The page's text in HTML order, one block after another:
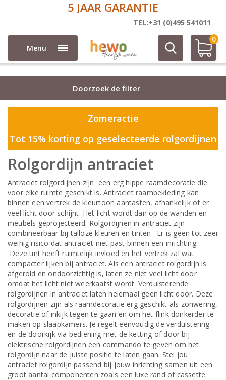
5 JAAR GARANTIE
TEL:+31 (0)495 541011
Menu
0
Rolgordijnen
Doorzoek de filter
Zomeractie
Tot 15% korting op geselecteerde rolgordijnen
Rolgordijn antraciet
Antraciet rolgordijnen zijn een erg hippe raamdecoratie die
voor elke ruimte geschikt is. Antraciet raambekleding kan
binnen een vertrek de kleurtoon aantasten, afhankelijk of er
veel licht door schijnt. Het licht wordt dan op de wanden en
meubels geprojecteerd. Rolgordijnen in antraciet zijn
combineerbaar bij talloze kleuren en tinten. Er is geen tot zeer
weinig risico dat antraciet niet past binnen een inrichting.
Deze tint heeft ruimtelijk invloed en het vertrek zal wat
compacter lijken bij antraciet. Als een antraciet rolgordijn is
afgerold en ondoorzichtig is, laten ze niet veel licht door
omdat het licht niet weerkaatst wordt. Verduisterende
rolgordijnen in antraciet laten helemaal geen licht door. Deze
rolgordijnen zijn als raamdecoratie erg geschikt als zonwering,
decoratie of inkijk tegen te gaan en om het flink donkerder te
maken op slaapkamers. Je regelt eenvoudig de verduistering
en de doorkijk via bediening met de ketting of door bij
elektrische rolgordijnen een commando te geven om het
rolgordijn naar de juiste positie te laten gaan. Stel jou
antraciet rolgordijn passend bij jouw inrichting samen uit een
groot aantal componenten zoals een luxe rand of cassette.